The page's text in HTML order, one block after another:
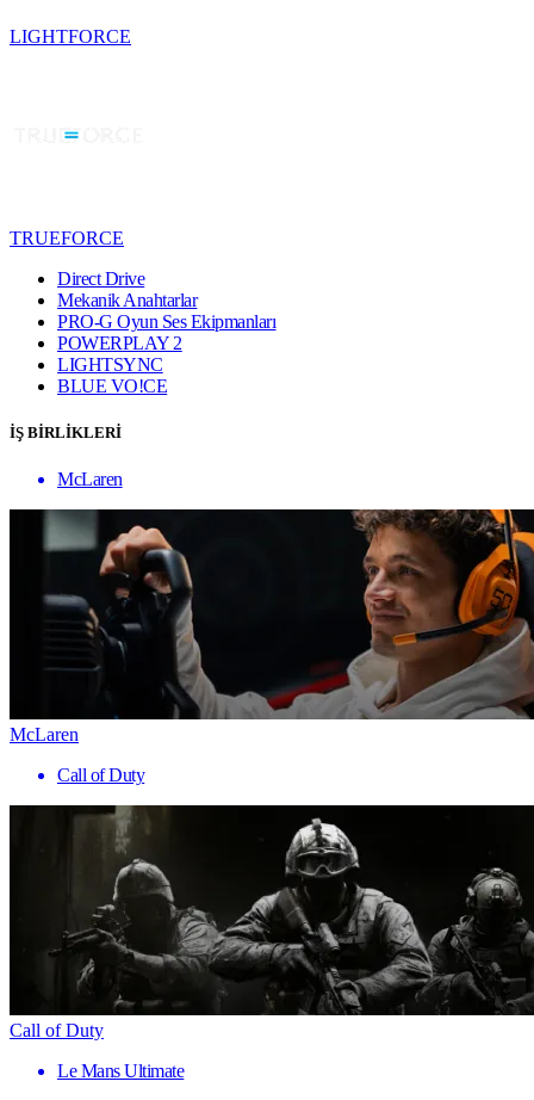
LIGHTFORCE
TRUEFORCE
Direct Drive
Mekanik Anahtarlar
PRO-G Oyun Ses Ekipmanları
POWERPLAY 2
LIGHTSYNC
BLUE VO!CE
İŞ BİRLİKLERİ
McLaren
McLaren
Call of Duty
Call of Duty
Le Mans Ultimate